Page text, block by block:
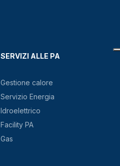
SERVIZI ALLE PA
Gestione calore
Servizio Energia
Idroelettrico
Facility PA
Gas